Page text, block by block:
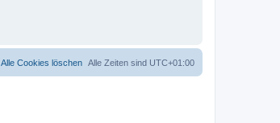
Alle Zeiten sind UTC+01:00
Alle Cookies löschen